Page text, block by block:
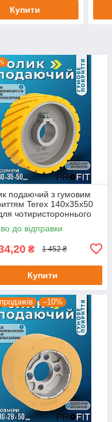
Купити
подаючий з гумовим
Terex 140x35x50
чотиристороннього
до відправки
₴ 1 452 ₴
Купити
–10%